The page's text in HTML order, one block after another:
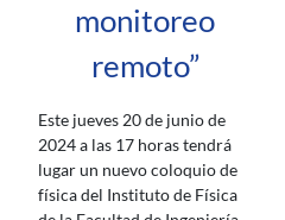
monitoreo
remoto”
Este jueves 20 de junio de
2024 a las 17 horas tendrá
lugar un nuevo coloquio de
física del Instituto de Física